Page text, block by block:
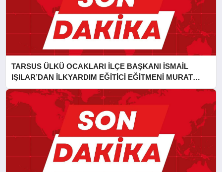
TARSUS ÜLKÜ OCAKLARI İLÇE BAŞKANI İSMAİL
IŞILAR’DAN İLKYARDIM EĞİTİCİ EĞİTMENİ MURAT
CAN FİDAN’A ZİYARET